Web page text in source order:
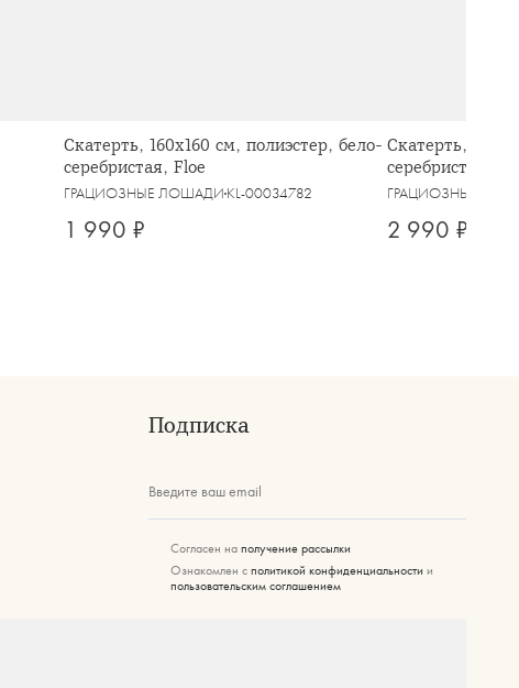
Скатерть, 160х160 см, полиэстер, бело-
серебристая, Floe
ГРАЦИОЗНЫЕ ЛОШАДИ KL-00034782
1 990 ₽
Скатерть,
серебристая,
ГРАЦИОЗНЫЕ
2 990 ₽
Подписка
Введите ваш email
Согласен на получение рассылки
Ознакомлен с политикой конфиденциальности и
пользовательским соглашением